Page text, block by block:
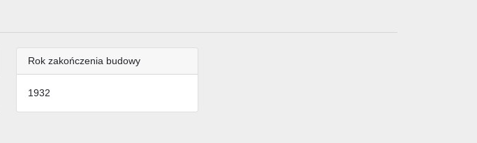
Rok zakończenia budowy
1932